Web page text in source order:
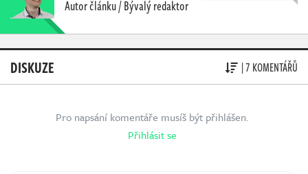
Autor článku / Bývalý redaktor
DISKUZE | 7 KOMENTÁŘŮ
Pro napsání komentáře musíš být přihlášen.
Přihlásit se